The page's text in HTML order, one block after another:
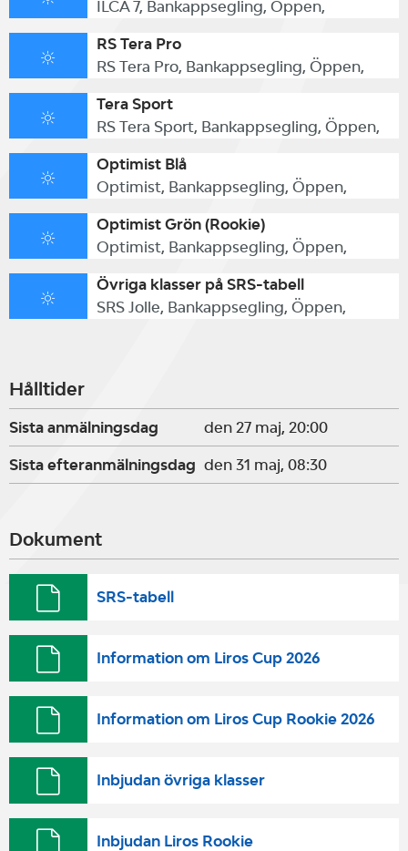
ILCA 7, Bankappsegling, Öppen,
RS Tera Pro
RS Tera Pro, Bankappsegling, Öppen,
Tera Sport
RS Tera Sport, Bankappsegling, Öppen,
Optimist Blå
Optimist, Bankappsegling, Öppen,
Optimist Grön (Rookie)
Optimist, Bankappsegling, Öppen,
Övriga klasser på SRS-tabell
SRS Jolle, Bankappsegling, Öppen,
Hålltider
Sista anmälningsdag den 27 maj, 20:00
Sista efteranmälningsdag den 31 maj, 08:30
Dokument
SRS-tabell
Information om Liros Cup 2026
Information om Liros Cup Rookie 2026
Inbjudan övriga klasser
Inbjudan Liros Rookie